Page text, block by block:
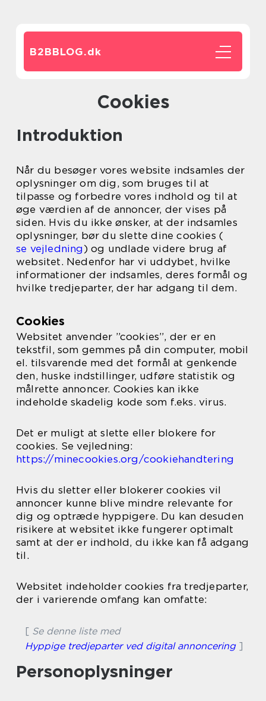
B2BBLOG.dk
Cookies
Introduktion
Når du besøger vores website indsamles der
oplysninger om dig, som bruges til at
tilpasse og forbedre vores indhold og til at
øge værdien af de annoncer, der vises på
siden. Hvis du ikke ønsker, at der indsamles
oplysninger, bør du slette dine cookies (
se vejledning ) og undlade videre brug af
websitet. Nedenfor har vi uddybet, hvilke
informationer der indsamles, deres formål og
hvilke tredjeparter, der har adgang til dem.
Cookies
Websitet anvender ”cookies”, der er en
tekstfil, som gemmes på din computer, mobil
el. tilsvarende med det formål at genkende
den, huske indstillinger, udføre statistik og
målrette annoncer. Cookies kan ikke
indeholde skadelig kode som f.eks. virus.
Det er muligt at slette eller blokere for
cookies. Se vejledning:
https://minecookies.org/cookiehandtering
Hvis du sletter eller blokerer cookies vil
annoncer kunne blive mindre relevante for
dig og optræde hyppigere. Du kan desuden
risikere at websitet ikke fungerer optimalt
samt at der er indhold, du ikke kan få adgang
til.
Websitet indeholder cookies fra tredjeparter,
der i varierende omfang kan omfatte:
[ Se denne liste med
Hyppige tredjeparter ved digital annoncering]
Personoplysninger